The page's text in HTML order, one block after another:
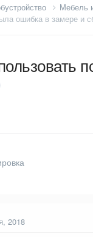
Мебель
ошибка в замере и
2018